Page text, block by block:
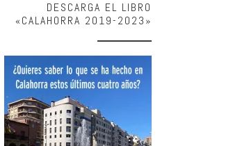
DESCARGA EL LIBRO
«CALAHORRA 2019-2023»